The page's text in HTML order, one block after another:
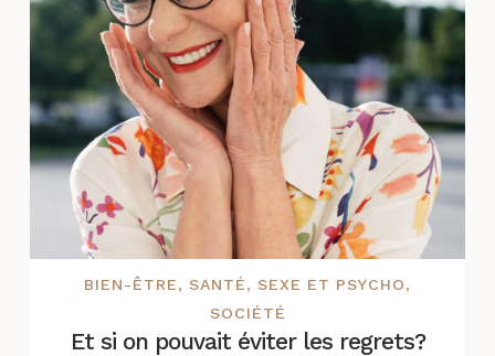
BIEN-ÊTRE, SANTÉ, SEXE ET PSYCHO,
SOCIÉTÉ
Et si on pouvait éviter les regrets?